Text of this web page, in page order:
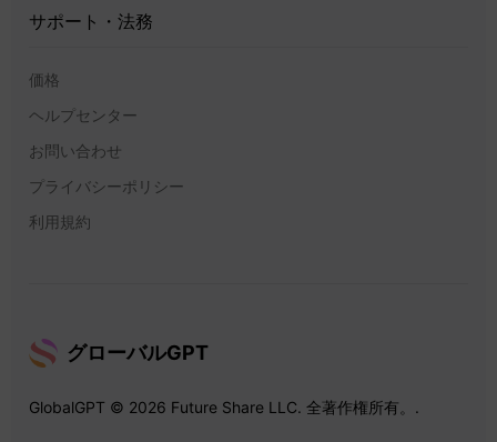
サポート・法務
価格
ヘルプセンター
お問い合わせ
プライバシーポリシー
利用規約
グローバルGPT
GlobalGPT © 2026 Future Share LLC. 全著作権所有。.